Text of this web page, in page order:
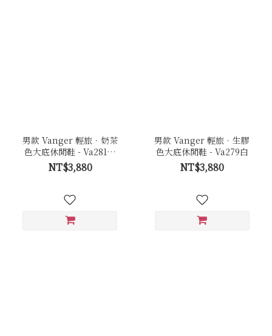
男款 Vanger 輕旅．奶茶
色大底休閒鞋 - Va281黑
(白底)
NT$3,880
男款 Vanger 輕旅．生膠
色大底休閒鞋 - Va279白
NT$3,880